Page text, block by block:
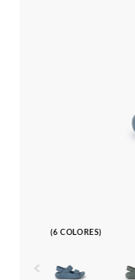
(6 COLORES)